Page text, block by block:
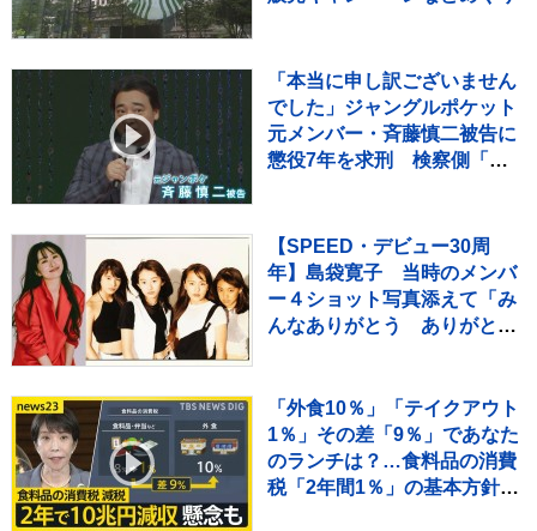
「本当に申し訳ございません
でした」ジャングルポケット
元メンバー・斉藤慎二被告に
懲役7年を求刑 検察側「立
【SPEED・デビュー30周
年】島袋寛子 当時のメンバ
ー４ショット写真添えて「み
んなありがとう ありがとう
「外食10％」「テイクアウト
1％」その差「9％」であなた
のランチは？…食料品の消費
税「2年間1％」の基本方針を